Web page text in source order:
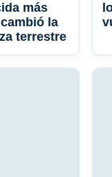
más
la
terrestre